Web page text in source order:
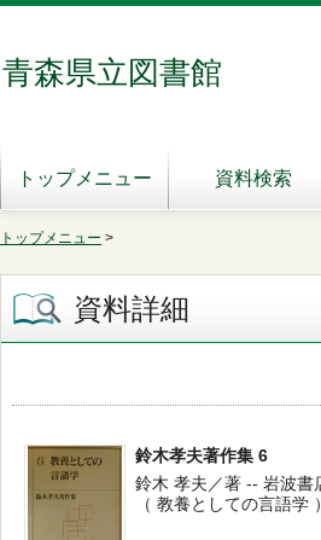
青森県立図書館
トップメニュー 資料検索
トップメニュー >
資料詳細
鈴木孝夫著作集 6
鈴木 孝夫／著 -- 岩波
（ 教養としての言語学 ）